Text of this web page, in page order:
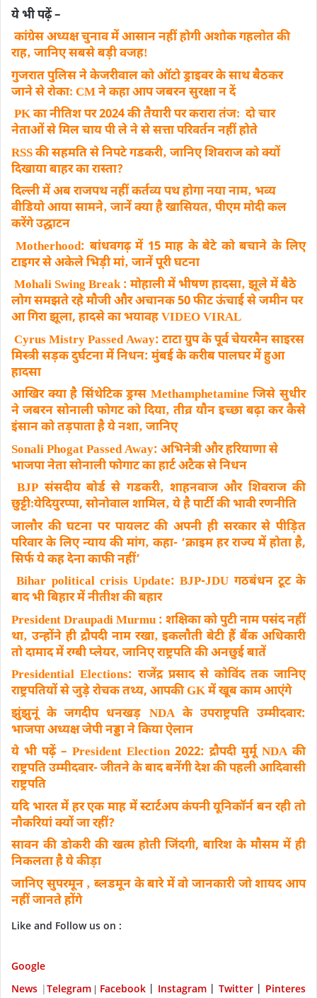
ये भी पढ़ें –
कांग्रेस अध्यक्ष चुनाव में आसान नहीं होगी अशाेक गहलोत की
राह‚ जानिए सबसे बड़ी वजहǃ
गुजरात पुलिस ने केजरीवाल को ऑटो ड्राइवर के साथ बैठकर
जाने से रोकाः CM ने कहा आप जबरन सुरक्षा न दें
PK का नीतिश पर 2024 की तैयारी पर करारा तंजः दो चार
नेताओं से मिल चाय पी ले ने से सत्ता परिवर्तन नहीं होते
RSS की सहमति से निपटे गडकरी‚ जानिए शिवराज को क्यों
दिखाया बाहर का रास्ता?
दिल्ली में अब राजपथ नहीं कर्तव्य पथ होगा नया नाम‚ भव्य
वीडियो आया सामने‚ जानें क्या है खासियत‚ पीएम मोदी कल
करेंगे उद्घाटन
Motherhood: बांधवगढ़ में 15 माह के बेटे को बचाने के लिए
टाइगर से अकेले भिड़ी मां‚ जानें पूरी घटना
Mohali Swing Break : मोहाली में भीषण हादसा‚ झूले में बैठे
लोग समझते रहे मौजी और अचानक 50 फीट ऊंचाई से जमीन पर
आ गिरा झूला, हादसे का भयावह VIDEO VIRAL
Cyrus Mistry Passed Away: टाटा ग्रुप के पूर्व चेयरमैन साइरस
मिस्त्री सड़क दुर्घटना में निधन: मुंबई के करीब पालघर में हुआ
हादसा
आखिर क्या है सिंथेटिक ड्रग्स Methamphetamine जिसे सुधीर
ने जबरन सोनाली फोगट को दिया‚ तीव्र यौन इच्छा बढ़ा कर कैसे
इंसान को तड़पाता है ये नशा‚ जानिए
Sonali Phogat Passed Away: अभिनेत्री और हरियाणा से
भाजपा नेता सोनाली फोगाट का हार्ट अटैक से निधन
BJP संसदीय बोर्ड से गडकरी‚ शाहनवाज और शिवराज की
छुट्टीःयेदियुरप्पा, सोनोवाल शामिल‚ ये है पार्टी की भावी रणनीति
जालौर की घटना पर पायलट की अपनी ही सरकार से पीड़ित
परिवार के लिए न्याय की मांग‚ कहा- ‘क्राइम हर राज्य में होता है,
सिर्फ ये कह देना काफी नहीं’
Bihar political crisis Update: BJP-JDU गठबंधन टूट के
बाद भी बिहार में नीतीश की बहार
President Draupadi Murmu : शक्षिका को पुटी नाम पसंद नहीं
था‚ उन्होंने ही द्रौपदी नाम रखा‚ इकलौती बेटी हैं बैंक अधिकारी
तो दामाद में रग्बी प्लेयर‚ जानिए राष्ट्रपति की अनछुई बातें
Presidential Elections: राजेंद्र प्रसाद से कोविंद तक जानिए
राष्ट्रपतियों से जुड़े रोचक तथ्य, आपकी GK में खूब काम आएंगे
झुंझुनूं के जगदीप धनखड़ NDA के उपराष्ट्रपति उम्मीदवार:
भाजपा अध्यक्ष जेपी नड्डा ने किया ऐलान
ये भी पढ़ें – President Election 2022: द्रौपदी मुर्मू NDA की
राष्ट्रपति उम्मीदवार- जीतने के बाद बनेंगी देश की पहली आदिवासी
राष्ट्रपति
यदि भारत में हर एक माह में स्टार्टअप कंपनी यूनिकॉर्न बन रही तो
नौकरियां क्यों जा रहीं?
सावन की डोकरी की खत्म होती जिंदगी, बारिश के मौसम में ही
निकलता है ये कीड़ा
जानिए सुपरमून ‚ ब्लडमून के बारे में वो जानकारी जो शायद आप
नहीं जानते होंगे
Like and Follow us on :
Google
News |Telegram Facebook| Instagram| Twitter| Pinteres